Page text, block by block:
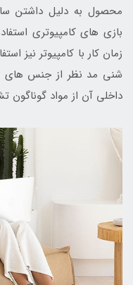
محصول به دلیل داشتن
بازی های کامپیوتری
زمان کار با کامپیوتر نیز
شنی مد نظر از جنس
داخلی آن از مواد